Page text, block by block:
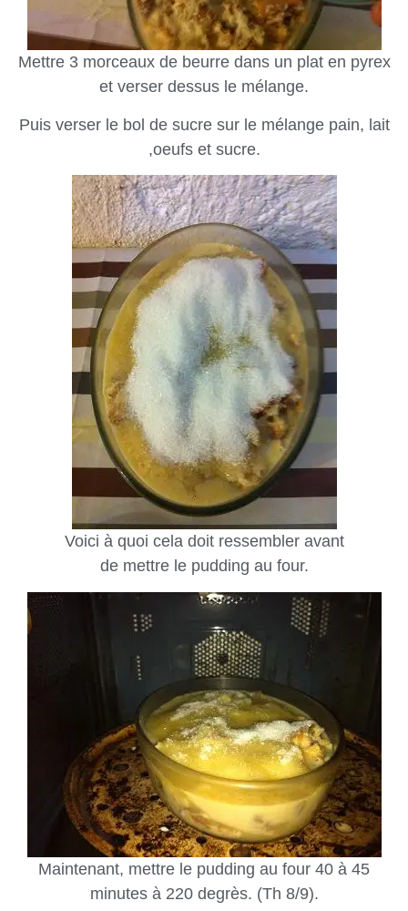
Mettre 3 morceaux de beurre dans un plat en pyrex
et verser dessus le mélange.
Puis verser le bol de sucre sur le mélange pain, lait
,oeufs et sucre.
Voici à quoi cela doit ressembler avant
de mettre le pudding au four.
Maintenant, mettre le pudding au four 40 à 45
minutes à 220 degrès. (Th 8/9).